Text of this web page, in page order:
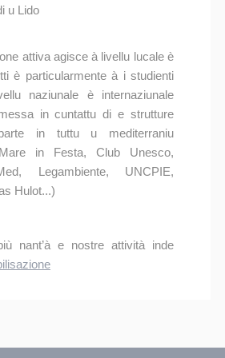
u Lido
attiva agisce à livellu lucale è
è particularmente à i studienti
naziunale è internaziunale
in cuntattu di e strutture
in tuttu u mediterraniu
Mare in Festa, Club Unesco,
Legambiente, UNCPIE,
Hulot...)
nant’à e nostre attività inde